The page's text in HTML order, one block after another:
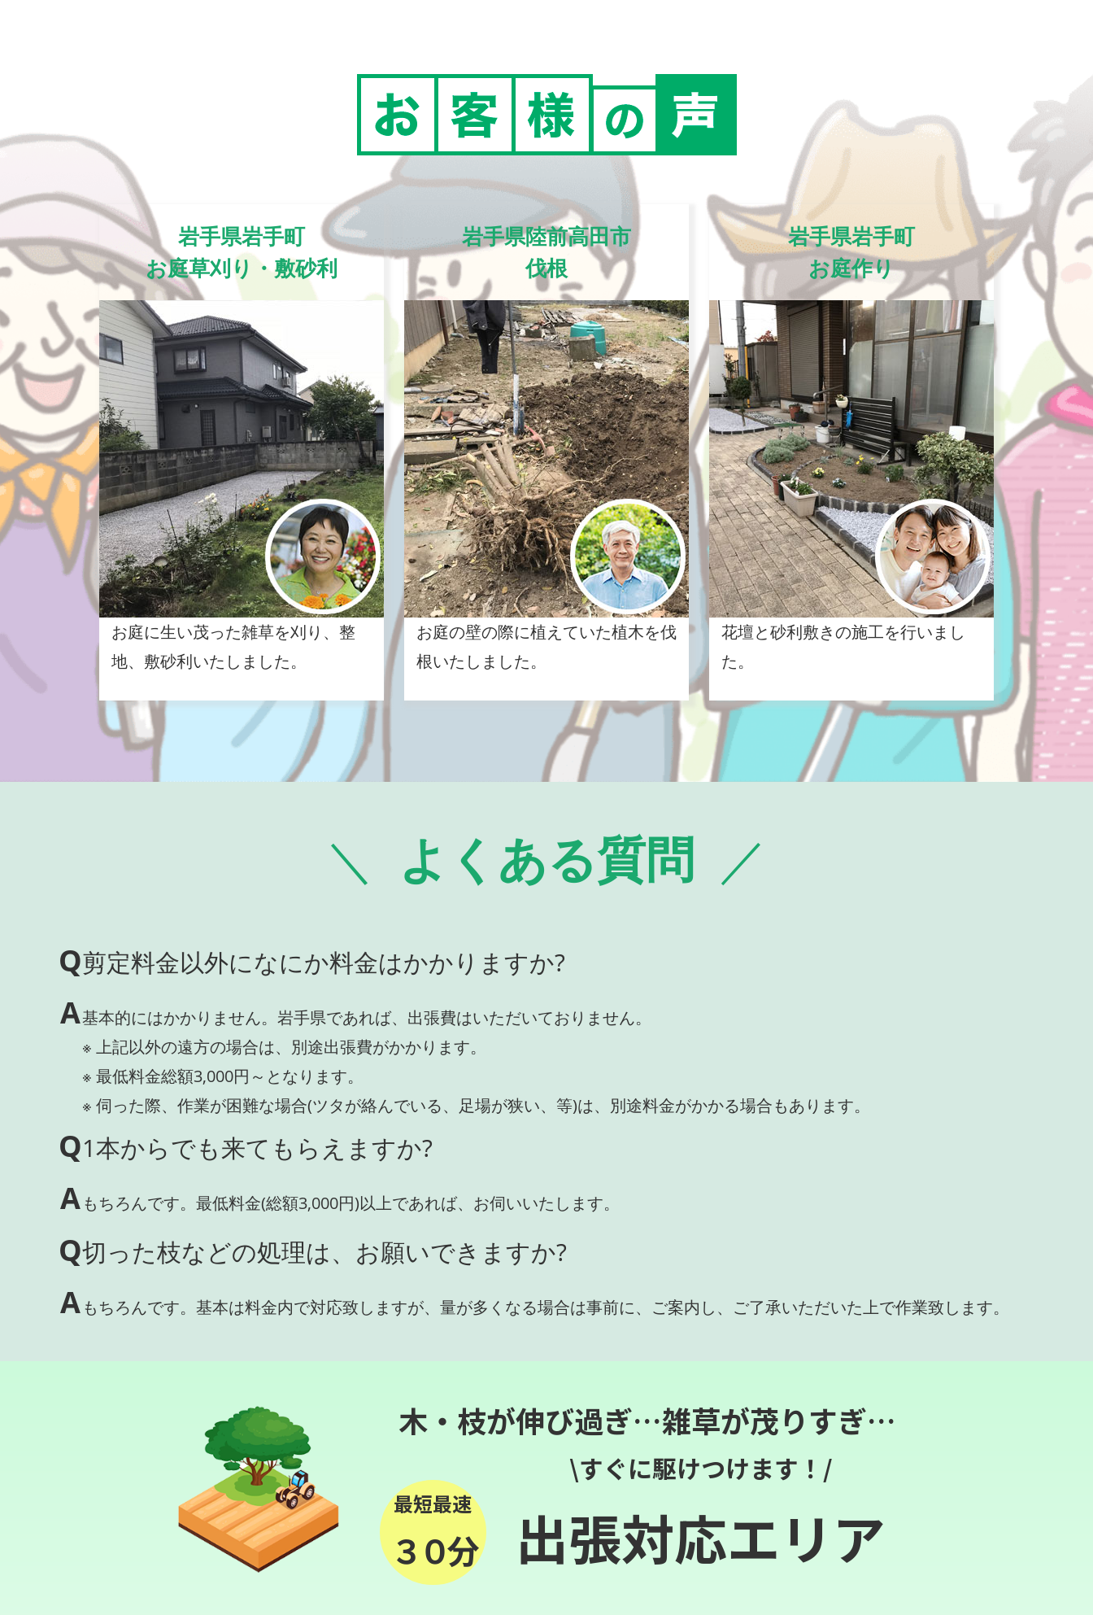
岩手県岩手町
お庭草刈り・敷砂利
お庭に生い茂った雑草を刈り、整
地、敷砂利いたしました。
岩手県陸前高田市
伐根
お庭の壁の際に植えていた植木を伐
根いたしました。
岩手県岩手町
お庭作り
花壇と砂利敷きの施工を行いまし
た。
よくある質問
Q剪定料金以外になにか料金はかかりますか?
A基本的にはかかりません。岩手県であれば、出張費はいただいておりません。
※ 上記以外の遠方の場合は、別途出張費がかかります。
※ 最低料金総額3,000円～となります。
※ 伺った際、作業が困難な場合(ツタが絡んでいる、足場が狭い、等)は、別途料金がかかる場合もあります。
Q1本からでも来てもらえますか?
Aもちろんです。最低料金(総額3,000円)以上であれば、お伺いいたします。
Q切った枝などの処理は、お願いできますか?
Aもちろんです。基本は料金内で対応致しますが、量が多くなる場合は事前に、ご案内し、ご了承いただいた上で作業致します。
木・枝が伸び過ぎ…雑草が茂りすぎ…
最短最速
３０分
\すぐに駆けつけます！/
出張対応エリア